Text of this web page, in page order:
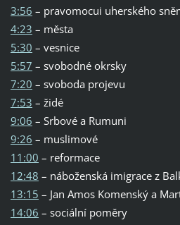
3:56 – pravomocui uherského
4:23 – města
5:30 – vesnice
5:57 – svobodné okrsky
7:20 – svoboda projevu
7:53 – židé
9:06 – Srbové a Rumuni
9:26 – muslimové
11:00 – reformace
12:48 – náboženská imigrace z
13:15 – Jan Amos Komenský a
14:06 – sociální poměry